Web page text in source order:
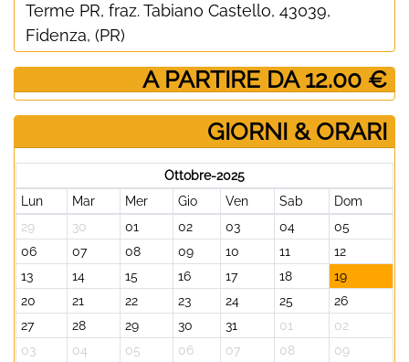
Terme PR, fraz. Tabiano Castello, 43039,
Fidenza, (PR)
­ A PARTIRE DA 12.00 €
GIORNI & ORARI
Ottobre-2025
Lun
Mar Mer Gio Ven Sab
Dom
29
30 01 02 03 04
05
06
07 08 09 10 11
12
13
14 15 16 17 18
19
20
21 22 23 24 25
26
27
28 29 30 31 01
02
03
04 05 06 07 08 09